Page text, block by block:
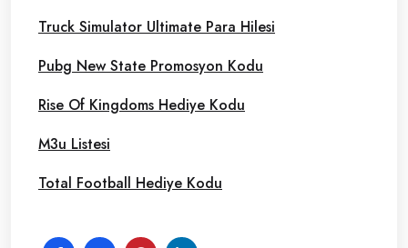
Truck Simulator Ultimate Para Hilesi
Pubg New State Promosyon Kodu
Rise Of Kingdoms Hediye Kodu
M3u Listesi
Total Football Hediye Kodu